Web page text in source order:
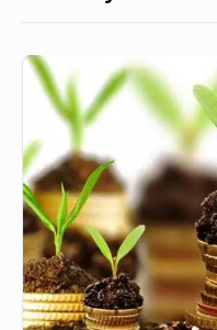
BBA
Agribusiness-
এগ্রিবিজনেস
ম্যানেজম্যান্ট